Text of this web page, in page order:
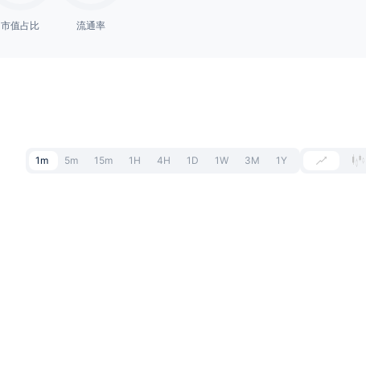
市值占比 流通率
1m 5m 15m 1H 4H 1D 1W 3M 1Y